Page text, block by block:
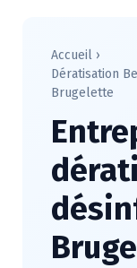
Accueil ›
Dératisation
Brugelette